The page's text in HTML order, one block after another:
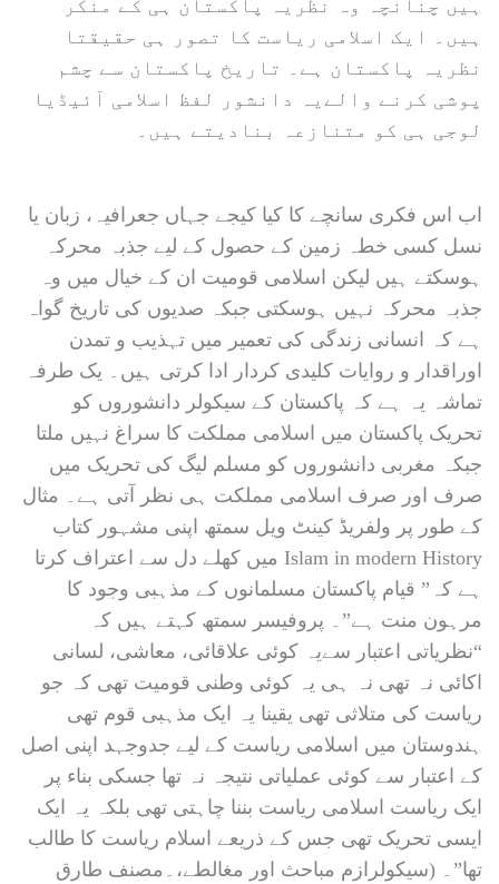
ہیں چنانچہ وہ نظریہ پاکستان ہی کے منکر
ہیں۔ ایک اسلامی ریاست کا تصور ہی حقیقتا
نظریہ پاکستان ہے۔ تاریخ پاکستان سے چشم
پوشی کرنے والےیہ دانشور لفظ اسلامی آئیڈیا
لوجی ہی کو متنازعہ بنادیتے ہیں۔
اب اس فکری سانچے کا کیا کیجے جہاں جعرافیہ، زبان یا
نسل کسی خطہ زمین کے حصول کے لیے جذبہ محرکہ
ہوسکتے ہیں لیکن اسلامی قومیت ان کے خیال میں وہ
جذبہ محرکہ نہیں ہوسکتی جبکہ صدیوں کی تاریخ گواہ
ہے کہ انسانی زندگی کی تعمیر میں تہذیب و تمدن
اوراقدار و روایات کلیدی کردار ادا کرتی ہیں۔ یک طرفہ
تماشہ یہ ہے کہ پاکستان کے سیکولر دانشوروں کو
تحریک پاکستان میں اسلامی مملکت کا سراغ نہیں ملتا
جبکہ مغربی دانشوروں کو مسلم لیگ کی تحریک میں
صرف اور صرف اسلامی مملکت ہی نظر آتی ہے۔ مثال
کے طور پر ولفریڈ کینٹ ویل سمتھ اپنی مشہور کتاب
Islam in modern History میں کھلے دل سے اعتراف کرتا
ہے کہ” قیام پاکستان مسلمانوں کے مذہبی وجود کا
مرہون منت ہے”۔ پروفیسر سمتھ کہتے ہیں کہ
“نظریاتی اعتبار سےیہ کوئی علاقائی، معاشی، لسانی
اکائی نہ تھی نہ ہی یہ کوئی وطنی قومیت تھی کہ جو
ریاست کی متلاثی تھی یقینا یہ ایک مذہبی قوم تھی
ہندوستان میں اسلامی ریاست کے لیے جدوجہد اپنی اصل
کے اعتبار سے کوئی عملیاتی نتیجہ نہ تھا جسکی بناء پر
ایک ریاست اسلامی ریاست بننا چاہتی تھی بلکہ یہ ایک
ایسی تحریک تھی جس کے ذریعے اسلام ریاست کا طالب
تھا”۔ (سیکولرازم مباحث اور مغالطے،۔مصنف طارق